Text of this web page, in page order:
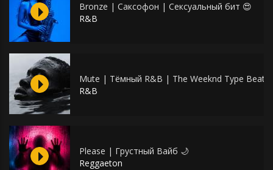
Bronze | Саксофон | Сексуальный бит 😍
R&B
Mute | Тёмный R&B | The Weeknd Type Beat
R&B
Please | Грустный Вайб 🌙
Reggaeton